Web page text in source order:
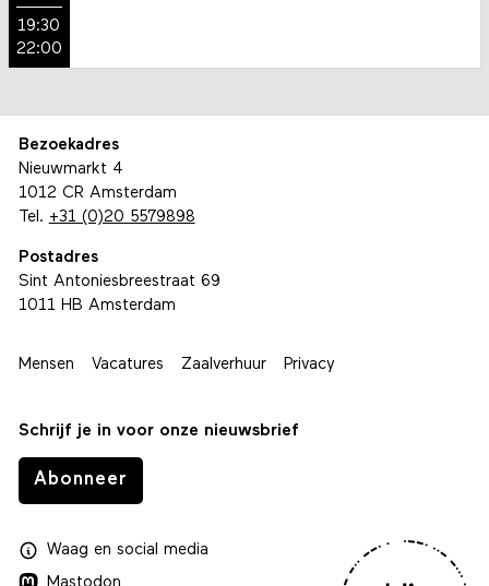
19:30
22:00
Bezoekadres
Nieuwmarkt 4
1012 CR Amsterdam
Tel. +31 (0)20 5579898
Postadres
Sint Antoniesbreestraat 69
1011 HB Amsterdam
Mensen Vacatures Zaalverhuur Privacy
Schrijf je in voor onze nieuwsbrief
Abonneer
Waagen social media